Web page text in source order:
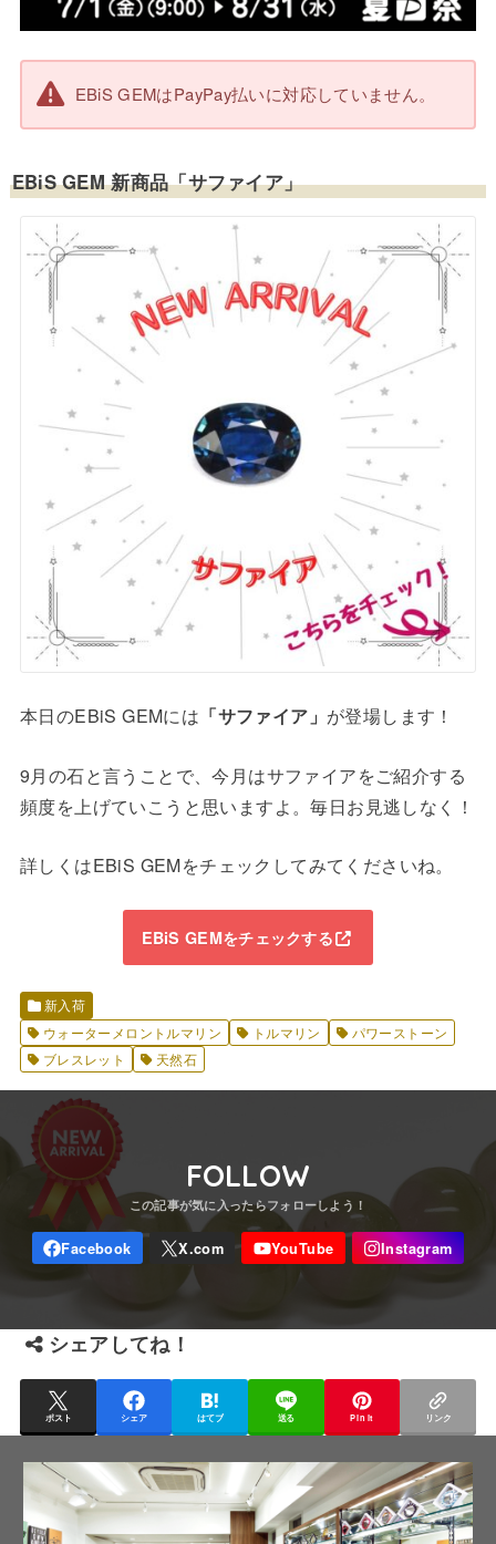
EBiS GEMはPayPay払いに対応していません。
EBiS GEM 新商品「サファイア」
本日のEBiS GEMには 「サファイア」 が登場します！
9月の石と言うことで、今月はサファイアをご紹介する
頻度を上げていこうと思いますよ。毎日お見逃しなく！
詳しくはEBiS GEMをチェックしてみてくださいね。
EBiS GEMをチェックする
新入荷
ウォーターメロントルマリン
トルマリン
パワーストーン
ブレスレット
天然石
FOLLOW
シェアしてね！
ポスト シェア はてブ 送る Pin it リンク